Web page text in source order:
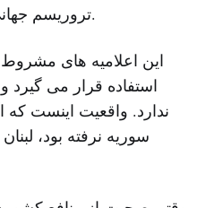
تروریسم جهانی و خشونت درآمده است.
این اعلامیه های
استفاده قرار می گیرد
ندارد. واقعیت اینست که
سوریه نرفته بود،